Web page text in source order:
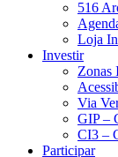
516
Loja
Investir
Zonas
Via
GIP –
CI3 –
Participar